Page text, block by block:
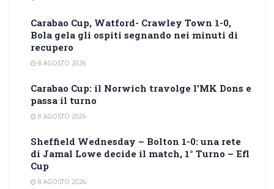
Carabao Cup, Watford- Crawley Town 1-0,
Bola gela gli ospiti segnando nei minuti di
recupero
8 AGOSTO 2026
Carabao Cup: il Norwich travolge l’MK Dons e
passa il turno
8 AGOSTO 2026
Sheffield Wednesday – Bolton 1-0: una rete
di Jamal Lowe decide il match, 1° Turno – Efl
Cup
8 AGOSTO 2026